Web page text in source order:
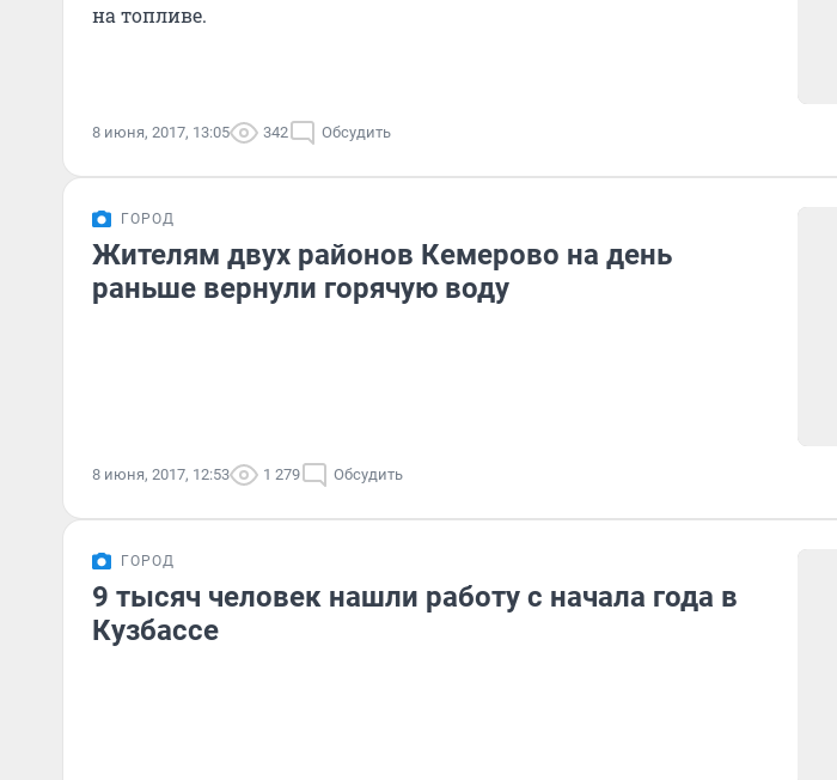
на топливе.
8 июня, 2017, 13:05 342 Обсудить
ГОРОД
Жителям двух районов Кемерово на день
раньше вернули горячую воду
8 июня, 2017, 12:53 1 279 Обсудить
ГОРОД
9 тысяч человек нашли работу с начала года в
Кузбассе